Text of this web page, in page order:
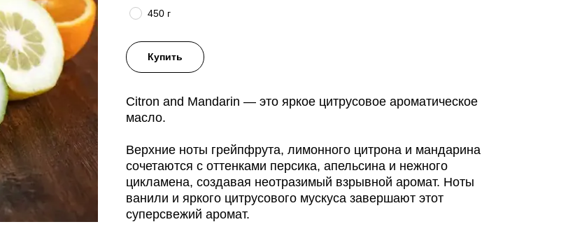
450 г
Купить
Citron and Mandarin — это яркое цитрусовое ароматическое
масло.
Верхние ноты грейпфрута, лимонного цитрона и мандарина
сочетаются с оттенками персика, апельсина и нежного
цикламена, создавая неотразимый взрывной аромат. Ноты
ванили и яркого цитрусового мускуса завершают этот
суперсвежий аромат.